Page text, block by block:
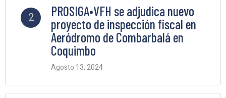
2
PROSIGA•VFH se adjudica nuevo
proyecto de inspección fiscal en
Aeródromo de Combarbalá en
Coquimbo
Agosto 13, 2024